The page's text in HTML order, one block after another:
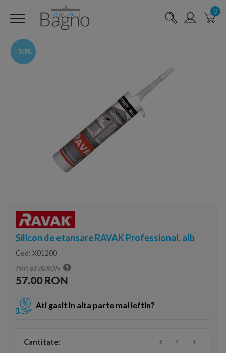
0
-10%
Silicon de etansare RAVAK Professional, alb
Cod: X01200
PRP: 63.00 RON
57.00 RON
Ati gasit in alta parte mai ieftin?
Cantitate: